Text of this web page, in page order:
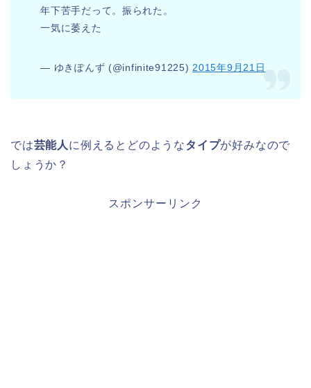
年下苦手だって。振られた。
一気に萎えた
— ゆきぽんず (@infinite91225)2015年9月21日
では芸能人 に例えるとどのようなタイプが好みなので
しょうか？
スポンサーリンク